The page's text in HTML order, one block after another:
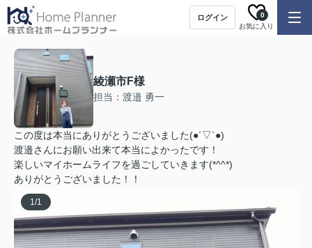
ログイン
お気に入り
0
綾瀬市F様
担当：渡邉 勇一
この度は本当にありがとうございました(●︎´▽︎`●︎)
渡邉さんにお願い出来て本当によかったです！
楽しいマイホームライフを過ごしていきます(*^^*)
ありがとうございました！！
1/1